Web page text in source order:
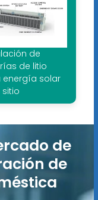
de
de litio
energía solar
sitio
de
de